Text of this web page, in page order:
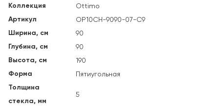
Коллекция Ottimo
Артикул OP10CH-9090-07-C9
Ширина, см 90
Глубина, см 90
Высота, см 190
Форма Пятиугольная
Толщина
стекла, мм
5